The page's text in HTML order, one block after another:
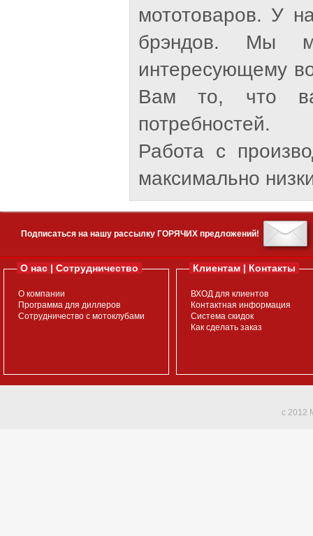
мототоваров. У
брэндов. Мы
интересующему
Вам то, что
потребностей.
Работа с
максимально
Подписаться на нашу рассылку ГОРЯЧИХ предложений!
О нас | Сотрудничество
О компании
Программа для диллеров
Сотрудничество с мотоклубами
Клиентам | Контакты
ВХОД для клиентов
Контактная информация
Система скидок
Как сделать заказ
c 2012